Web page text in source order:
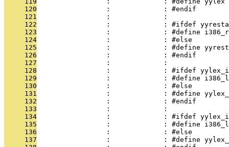
     120
                 :             : #endif
     121
                 :             :
     122
:             : #ifdef
     123
:             : #define
     124
                 :             : #else
     125
:             : #define
     126
                 :             : #endif
     127
                 :             :
     128
:             : #ifdef
     129
:             : #define
     130
                 :             : #else
     131
:             : #define
     132
                 :             : #endif
     133
                 :             :
     134
:             : #ifdef
     135
:             : #define
     136
                 :             : #else
     137
:             : #define